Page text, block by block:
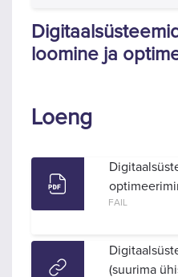
loomine ja
Loeng
FAIL
(suurima